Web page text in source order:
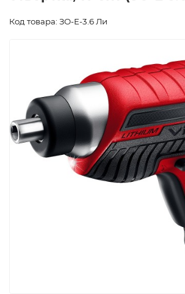
Код товара: ЗО-Е-3.6 Ли